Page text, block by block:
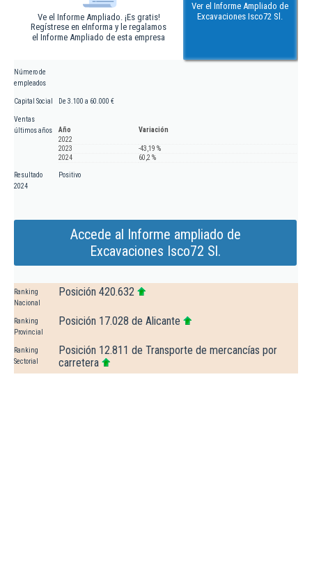
Ve el Informe Ampliado. ¡Es gratis!
Regístrese en eInforma y le regalamos
el Informe Ampliado de esta empresa
Ver el Informe Ampliado de
Excavaciones Isco72 Sl.
Número de
empleados
Capital Social De 3.100 a 60.000 €
Ventas
últimos años
Año
Variación
2022
2023
-43,19 %
2024
60,2 %
Resultado
2024
Positivo
Accede al Informe ampliado de
Excavaciones Isco72 Sl.
Ranking
Nacional
Posición 420.632
Ranking
Provincial
Posición 17.028 de Alicante
Ranking
Sectorial
Posición 12.811 de Transporte de mercancías por
carretera